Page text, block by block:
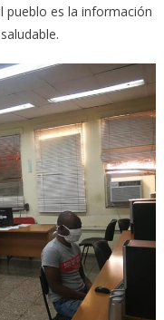
pueblo es la información